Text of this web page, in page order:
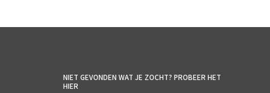
NIET GEVONDEN WAT JE ZOCHT? PROBEER HET
HIER